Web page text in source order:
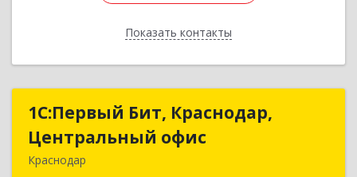
Показать контакты
Назад
1С:Первый Бит, Краснодар,
Центральный офис
Краснодар
1С:Первый Бит, Краснодар,
Центральный офис